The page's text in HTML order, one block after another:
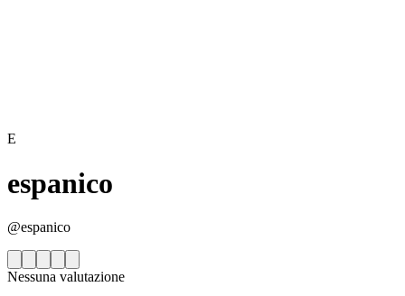
E
espanico
@espanico
Nessuna valutazione